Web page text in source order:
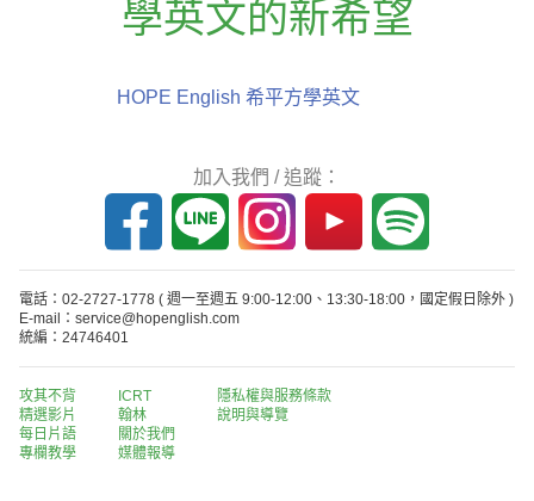
學英文的新希望
HOPE English 希平方學英文
加入我們 / 追蹤：
電話：02-2727-1778 ( 週一至週五 9:00-12:00、13:30-18:00，國定假日除外 )
E-mail：service@hopenglish.com
統編：24746401
攻其不背
精選影片
每日片語
專欄教學
ICRT
翰林
關於我們
媒體報導
隱私權與服務條款
說明與導覽